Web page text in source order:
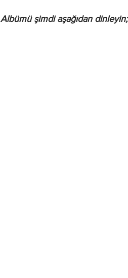
Albümü şimdi aşağıdan dinleyin;